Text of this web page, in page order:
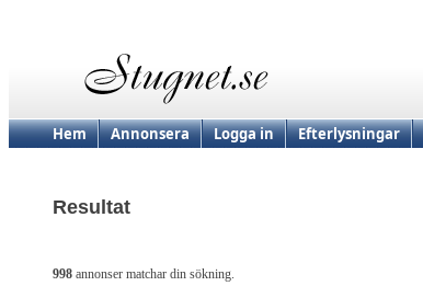
Hem Annonsera Logga in Efterlysningar
Resultat
998 annonser matchar din sökning.